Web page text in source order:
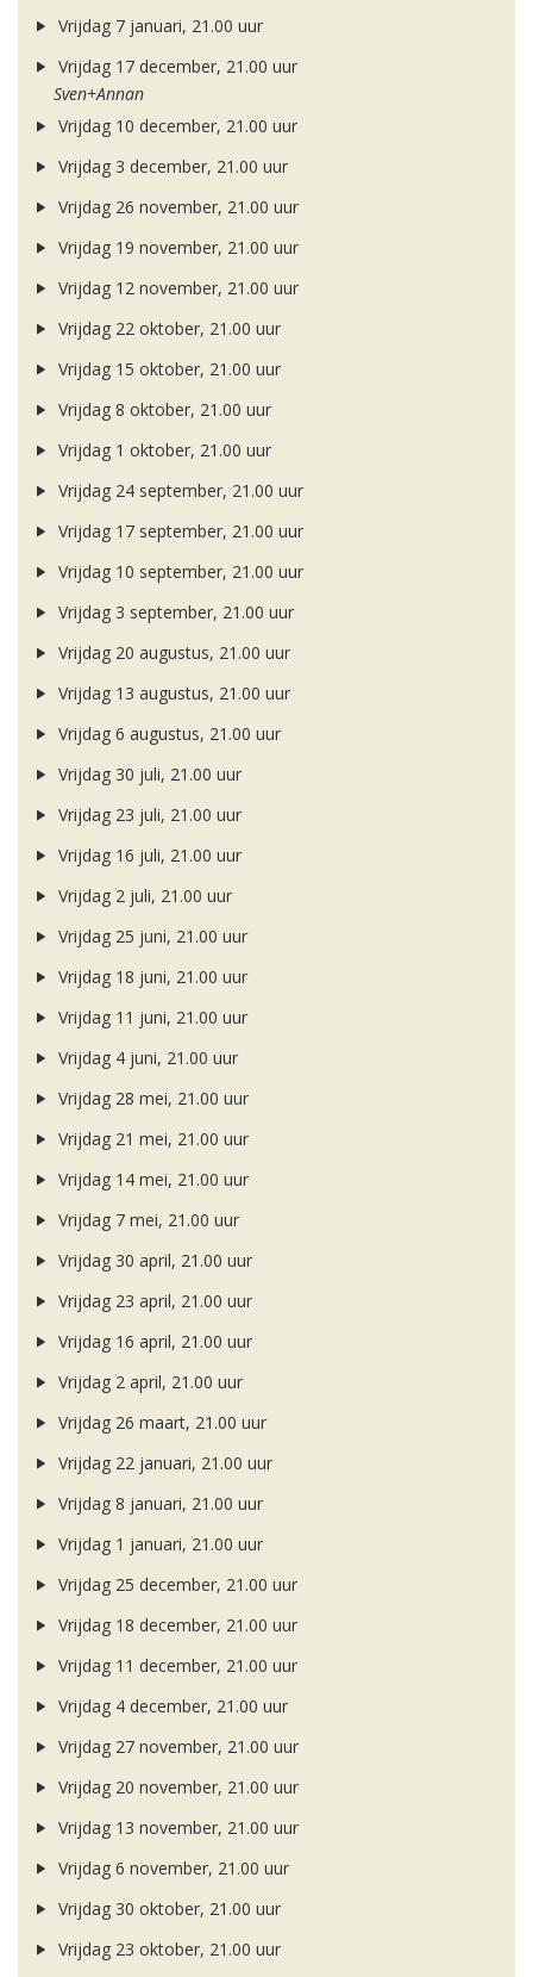
Vrijdag 7 januari, 21.00 uur
Vrijdag 17 december, 21.00 uur
Sven+Annan
Vrijdag 10 december, 21.00 uur
Vrijdag 3 december, 21.00 uur
Vrijdag 26 november, 21.00 uur
Vrijdag 19 november, 21.00 uur
Vrijdag 12 november, 21.00 uur
Vrijdag 22 oktober, 21.00 uur
Vrijdag 15 oktober, 21.00 uur
Vrijdag 8 oktober, 21.00 uur
Vrijdag 1 oktober, 21.00 uur
Vrijdag 24 september, 21.00 uur
Vrijdag 17 september, 21.00 uur
Vrijdag 10 september, 21.00 uur
Vrijdag 3 september, 21.00 uur
Vrijdag 20 augustus, 21.00 uur
Vrijdag 13 augustus, 21.00 uur
Vrijdag 6 augustus, 21.00 uur
Vrijdag 30 juli, 21.00 uur
Vrijdag 23 juli, 21.00 uur
Vrijdag 16 juli, 21.00 uur
Vrijdag 2 juli, 21.00 uur
Vrijdag 25 juni, 21.00 uur
Vrijdag 18 juni, 21.00 uur
Vrijdag 11 juni, 21.00 uur
Vrijdag 4 juni, 21.00 uur
Vrijdag 28 mei, 21.00 uur
Vrijdag 21 mei, 21.00 uur
Vrijdag 14 mei, 21.00 uur
Vrijdag 7 mei, 21.00 uur
Vrijdag 30 april, 21.00 uur
Vrijdag 23 april, 21.00 uur
Vrijdag 16 april, 21.00 uur
Vrijdag 2 april, 21.00 uur
Vrijdag 26 maart, 21.00 uur
Vrijdag 22 januari, 21.00 uur
Vrijdag 8 januari, 21.00 uur
Vrijdag 1 januari, 21.00 uur
Vrijdag 25 december, 21.00 uur
Vrijdag 18 december, 21.00 uur
Vrijdag 11 december, 21.00 uur
Vrijdag 4 december, 21.00 uur
Vrijdag 27 november, 21.00 uur
Vrijdag 20 november, 21.00 uur
Vrijdag 13 november, 21.00 uur
Vrijdag 6 november, 21.00 uur
Vrijdag 30 oktober, 21.00 uur
Vrijdag 23 oktober, 21.00 uur